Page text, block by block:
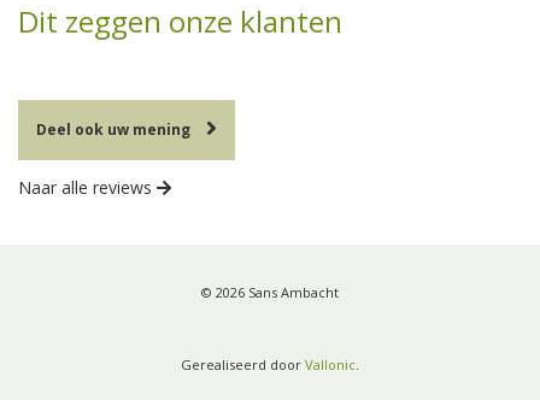
Dit zeggen onze klanten
Deel ook uw mening
Naar alle reviews
© 2026 Sans Ambacht
Gerealiseerd door Vallonic.